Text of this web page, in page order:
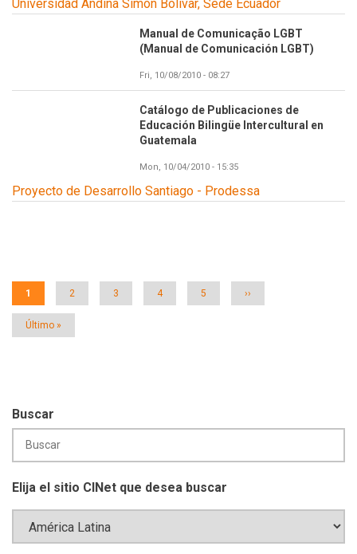
Universidad Andina Simón Bolívar, Sede Ecuador
Manual de Comunicação LGBT
(Manual de Comunicación LGBT)
Fri, 10/08/2010 - 08:27
Catálogo de Publicaciones de
Educación Bilingüe Intercultural en
Guatemala
Mon, 10/04/2010 - 15:35
Proyecto de Desarrollo Santiago - Prodessa
Página
1 Página
2 Página
3 Página
4 Página
5
Siguiente
››
Última
Último »
Buscar
Elija el sitio CINet que desea buscar